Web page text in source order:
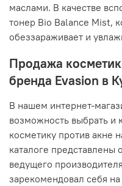
маслами. В качестве
тонер Bio Balance Mist,
обеззараживает и
Продажа
бренда Evasion в
В нашем интернет-
возможность выбрать и
косметику против акне
каталоге представлены
ведущего
зарекомендовал себя